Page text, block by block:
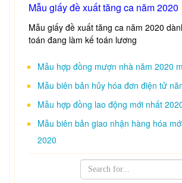
Mẫu giấy đề xuất tăng ca năm 2020
Mẫu giấy đề xuất tăng ca năm 2020
toán đang làm kế toán lương
Mẫu hợp đồng mượn nhà năm 2020
Mẫu biên bản hủy hóa đơn điện tử
Mẫu hợp đồng lao động mới nhất
Mẫu biên bản giao nhận hàng hóa
2020